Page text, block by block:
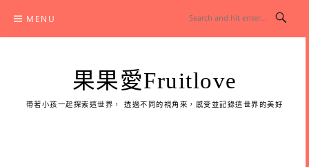
content
MENU
果果愛Fruitlove
帶著小孩一起探索這世界， 透過不同的視角來，感受並記錄這世界的美好